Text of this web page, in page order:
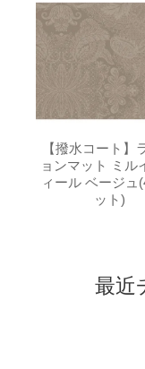
【撥水コート】
ョンマット ミル
ィール ベージュ
ット)
最近